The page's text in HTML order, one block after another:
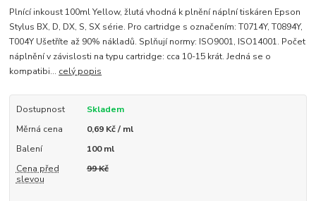
Plnící inkoust 100ml Yellow, žlutá vhodná k plnění náplní tiskáren Epson
Stylus BX, D, DX, S, SX série. Pro cartridge s označením: T0714Y, T0894Y,
T004Y Ušetříte až 90% nákladů. Splňují normy: ISO9001, ISO14001. Počet
náplnění v závislosti na typu cartridge: cca 10-15 krát. Jedná se o
kompatibi... celý popis
Dostupnost
Skladem
Měrná cena
0,69 Kč / ml
Balení
100 ml
Cena před
slevou
99 Kč